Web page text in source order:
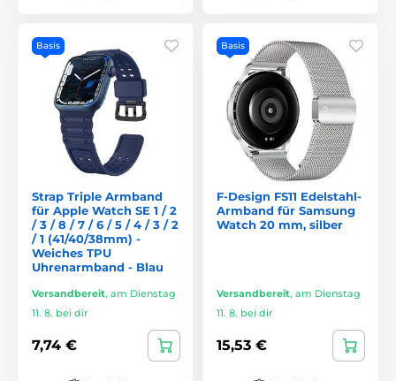
Basis
Strap Triple Armband
für Apple Watch SE 1 / 2
/ 3 / 8 / 7 / 6 / 5 / 4 / 3 / 2
/ 1 (41/40/38mm) -
Weiches TPU
Uhrenarmband - Blau
Versandbereit, am Dienstag
11. 8. bei dir
7,74 €
Basis
F-Design FS11 Edelstahl-
Armband für Samsung
Watch 20 mm, silber
Versandbereit, am Dienstag
11. 8. bei dir
15,53 €